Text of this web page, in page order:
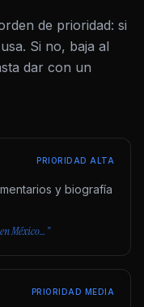
de prioridad: si
Si no, baja al
dar con un
PRIORIDAD ALTA
y biografía
México…"
PRIORIDAD MEDIA